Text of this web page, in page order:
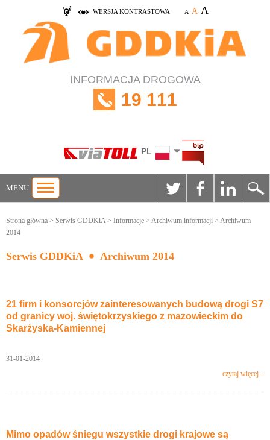
WERSJA KONTRASTOWA A A A
INFORMACJA DROGOWA
19 111
PL
MENU
Strona główna > Serwis GDDKiA> Informacje > Archiwum informacji > Archiwum
2014
Serwis GDDKiA Archiwum 2014
21 firm i konsorcjów zainteresowanych budową drogi S7
od granicy woj. świętokrzyskiego z mazowieckim do
Skarżyska-Kamiennej
31-01-2014
czytaj więcej...
Mimo opadów śniegu wszystkie drogi krajowe są